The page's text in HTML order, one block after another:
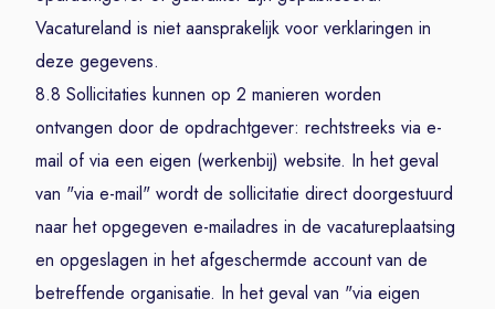
Vacatureland is niet aansprakelijk voor verklaringen in
deze gegevens.
8.8 Sollicitaties kunnen op 2 manieren worden
ontvangen door de opdrachtgever: rechtstreeks via e-
mail of via een eigen (werkenbij) website. In het geval
van "via e-mail" wordt de sollicitatie direct doorgestuurd
naar het opgegeven e-mailadres in de vacatureplaatsing
en opgeslagen in het afgeschermde account van de
betreffende organisatie. In het geval van "via eigen